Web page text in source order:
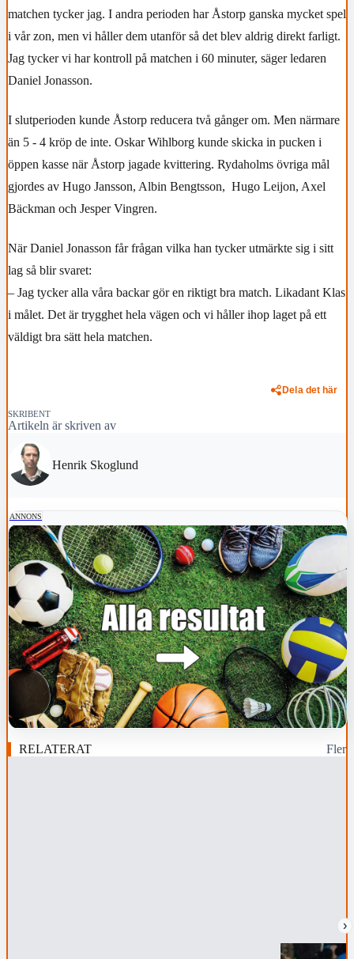
matchen tycker jag. I andra perioden har Åstorp ganska mycket spel
i vår zon, men vi håller dem utanför så det blev aldrig direkt farligt.
Jag tycker vi har kontroll på matchen i 60 minuter, säger ledaren
Daniel Jonasson.
I slutperioden kunde Åstorp reducera två gånger om. Men närmare
än 5 - 4 kröp de inte. Oskar Wihlborg kunde skicka in pucken i
öppen kasse när Åstorp jagade kvittering. Rydaholms övriga mål
gjordes av Hugo Jansson, Albin Bengtsson, Hugo Leijon, Axel
Bäckman och Jesper Vingren.
När Daniel Jonasson får frågan vilka han tycker utmärkte sig i sitt
lag så blir svaret:
– Jag tycker alla våra backar gör en riktigt bra match. Likadant Klas
i målet. Det är trygghet hela vägen och vi håller ihop laget på ett
väldigt bra sätt hela matchen.
Dela det här
SKRIBENT
Artikeln är skriven av
Henrik Skoglund
ANNONS
RELATERAT Fler
›